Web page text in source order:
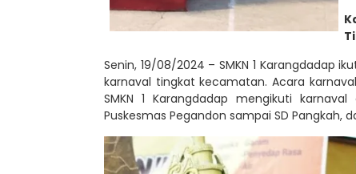
Senin, 19/08/2024 – SMKN 1 Karangdadap
karnaval tingkat kecamatan. Acara
SMKN 1 Karangdadap mengikuti
Puskesmas Pegandon sampai SD Pangkah,